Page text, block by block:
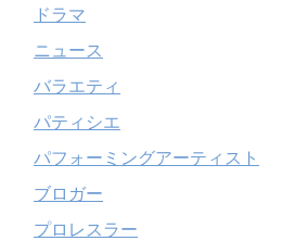
ドラマ
ニュース
バラエティ
パティシエ
パフォーミングアーティスト
ブロガー
プロレスラー